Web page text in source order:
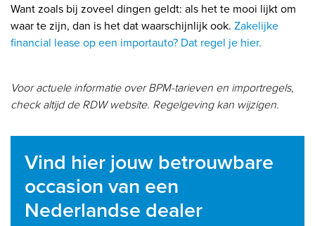
Want zoals bij zoveel dingen geldt: als het te mooi lijkt om
waar te zijn, dan is het dat waarschijnlijk ook. Zakelijke
financial lease op een importauto? Dat regel je hier.
Voor actuele informatie over BPM-tarieven en importregels,
check altijd de RDW website. Regelgeving kan wijzigen.
Vind hier jouw betrouwbare
occasion van een
Nederlandse dealer